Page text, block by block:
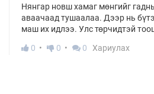
Нянгар новш хамаг мөнгийг
аваачаад тушаалаа. Дээр нь
маш их идлээ. Улс төрчидтэй
0
0 0 Хариулах